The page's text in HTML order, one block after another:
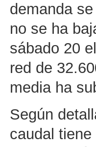
demanda
no se ha
sábado 20
red de
media ha
Según
caudal